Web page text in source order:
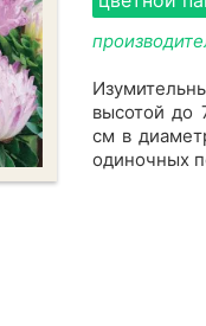
высотой до
см в
одиночных